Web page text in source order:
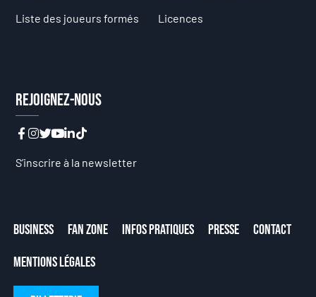
Liste des joueurs formés Licences
Rejoignez-nous
S’inscrire à la newsletter
Business Fan Zone Infos Pratiques Presse
Contact
Mentions Légales